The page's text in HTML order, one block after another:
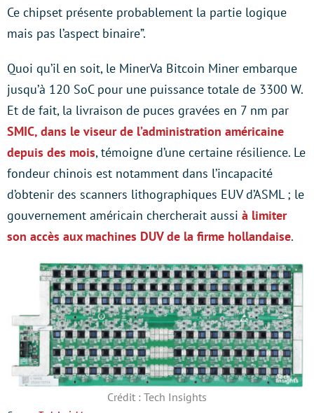
Ce chipset présente probablement la partie logique
mais pas l’aspect binaire”.
Quoi qu’il en soit, le MinerVa Bitcoin Miner embarque
jusqu’à 120 SoC pour une puissance totale de 3300 W.
Et de fait, la livraison de puces gravées en 7 nm par
SMIC, dans le viseur de l’administration américaine
depuis des mois, témoigne d’une certaine résilience. Le
fondeur chinois est notamment dans l’incapacité
d’obtenir des scanners lithographiques EUV d’ASML ; le
gouvernement américain chercherait aussi à limiter
son accès aux machines DUV de la firme hollandaise.
Crédit : Tech Insights